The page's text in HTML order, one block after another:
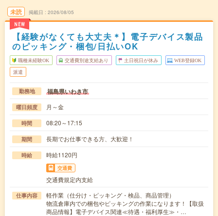
未読
NEW
掲載日 2026/08/05
【経験がなくても大丈夫＊】電子デバイス製品
のピッキング・梱包/日払いOK
職種未経験OK 交通費別途支給あり 土日祝日が休み WEB登録OK
派遣
勤務地 福島県いわき市
曜日頻度 月～金
時間 08:20～17:15
期間 長期でお仕事できる方、大歓迎！
時給 時給1120円
交通費
交通費規定内支給
仕事内容
軽作業（仕分け・ピッキング・検品、商品管理）
物流倉庫内での梱包やピッキングの作業になります！【取扱
商品情報】電子デバイス関連≪待遇・福利厚生≫・…